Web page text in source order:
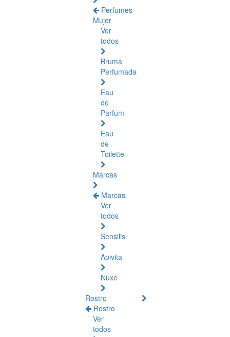
Perfumes
Mujer
Ver
todos
Bruma
Perfumada
Eau
de
Parfum
Eau
de
Toilette
Marcas
Marcas
Ver
todos
Sensilis
Apivita
Nuxe
Rostro
Rostro
Ver
todos